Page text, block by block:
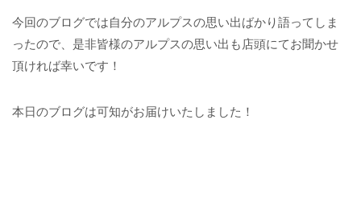
今回のブログでは自分のアルプスの思い出ばかり語ってしま
ったので、是非皆様のアルプスの思い出も店頭にてお聞かせ
頂ければ幸いです！
本日のブログは可知がお届けいたしました！